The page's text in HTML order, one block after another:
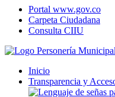
Portal www.gov.co
Carpeta Ciudadana
Consulta CIIU
Inicio
Transparencia y